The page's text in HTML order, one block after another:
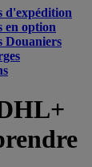
d'expédition
en option
Douaniers